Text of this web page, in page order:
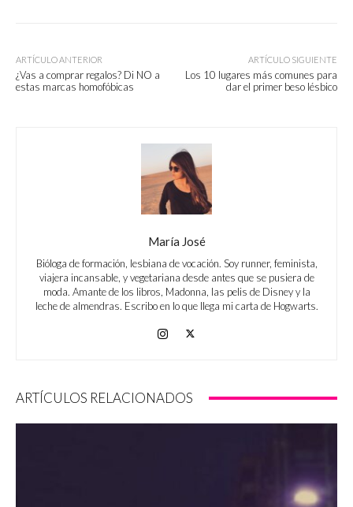
ARTÍCULO ANTERIOR
¿Vas a comprar regalos? Di NO a
estas marcas homofóbicas
ARTÍCULO SIGUIENTE
Los 10 lugares más comunes para
dar el primer beso lésbico
María José
Bióloga de formación, lesbiana de vocación. Soy runner, feminista,
viajera incansable, y vegetariana desde antes que se pusiera de
moda. Amante de los libros, Madonna, las pelis de Disney y la
leche de almendras. Escribo en lo que llega mi carta de Hogwarts.
ARTÍCULOS RELACIONADOS